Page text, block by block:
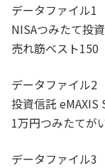
データファイル1
NISAつみたて投
売れ筋ベスト150
データファイル2
投資信託 eMAXIS
1万円つみたてが
データファイル3